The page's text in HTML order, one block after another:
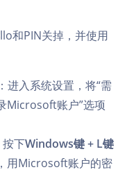
Sans Serif Serif
浅阴影 深阴影
日落 暗化 灰度
和PIN关掉，并使用
：进入系统设置，将“需
Microsoft账户”选项
按下Windows键 + L键
用Microsoft账户的密